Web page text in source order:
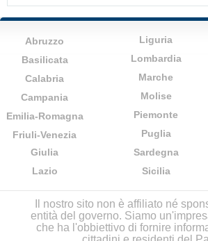
Abruzzo
Basilicata
Calabria
Campania
Emilia-Romagna
Friuli-Venezia
Giulia
Lazio
Liguria
Lombardia
Marche
Molise
Piemonte
Puglia
Sardegna
Sicilia
Il nostro sito non è affiliato né
entità del governo. Siamo
che ha l'obbiettivo di fornire